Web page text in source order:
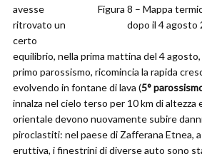
Figura 8 – Mappa
dopo il 4 agosto
avesse
ritrovato un
certo
equilibrio, nella prima mattina del 4
primo parossismo, ricomincia la rapida
evolvendo in fontane di lava (5°
innalza nel cielo terso per 10 km di altezza
orientale devono nuovamente subire
piroclastiti: nel paese di Zafferana Etnea,
eruttiva, i finestrini di diverse auto sono